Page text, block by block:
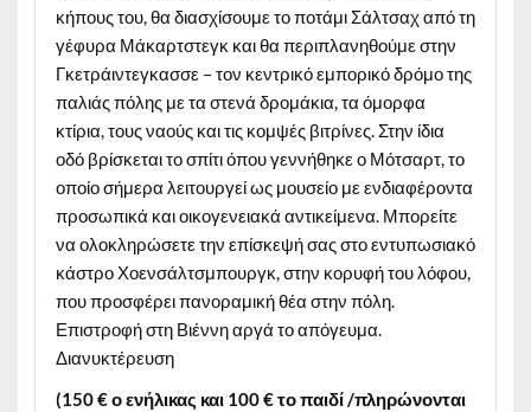
κήπους του, θα διασχίσουμε το ποτάμι Σάλτσαχ από τη
γέφυρα Μάκαρτστεγκ και θα περιπλανηθούμε στην
Γκετράιντεγκασσε – τον κεντρικό εμπορικό δρόμο της
παλιάς πόλης με τα στενά δρομάκια, τα όμορφα
κτίρια, τους ναούς και τις κομψές βιτρίνες. Στην ίδια
οδό βρίσκεται το σπίτι όπου γεννήθηκε ο Μότσαρτ, το
οποίο σήμερα λειτουργεί ως μουσείο με ενδιαφέροντα
προσωπικά και οικογενειακά αντικείμενα. Μπορείτε
να ολοκληρώσετε την επίσκεψή σας στο εντυπωσιακό
κάστρο Χοενσάλτσμπουργκ, στην κορυφή του λόφου,
που προσφέρει πανοραμική θέα στην πόλη.
Επιστροφή στη Βιέννη αργά το απόγευμα.
Διανυκτέρευση
(150€ο ενήλικας και 100€το παιδί /πληρώνονται